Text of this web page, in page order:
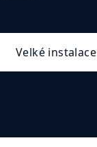
Velké instalace